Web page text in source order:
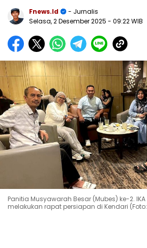
Fnews.id
- Jurnalis
Selasa, 2 Desember 2025 - 09:22 WIB
Panitia Musyawarah Besar (Mubes) ke-2.
melakukan rapat persiapan di Kendari